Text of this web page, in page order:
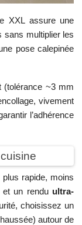
XXL assure une
sans multiplier les
pose calepinée
(tolérance ~3 mm
vivement
l’adhérence
rapide, moins
un rendu ultra-
choisissez un
autour de